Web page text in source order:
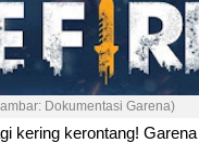
Dokumentasi Garena)
kering kerontang!